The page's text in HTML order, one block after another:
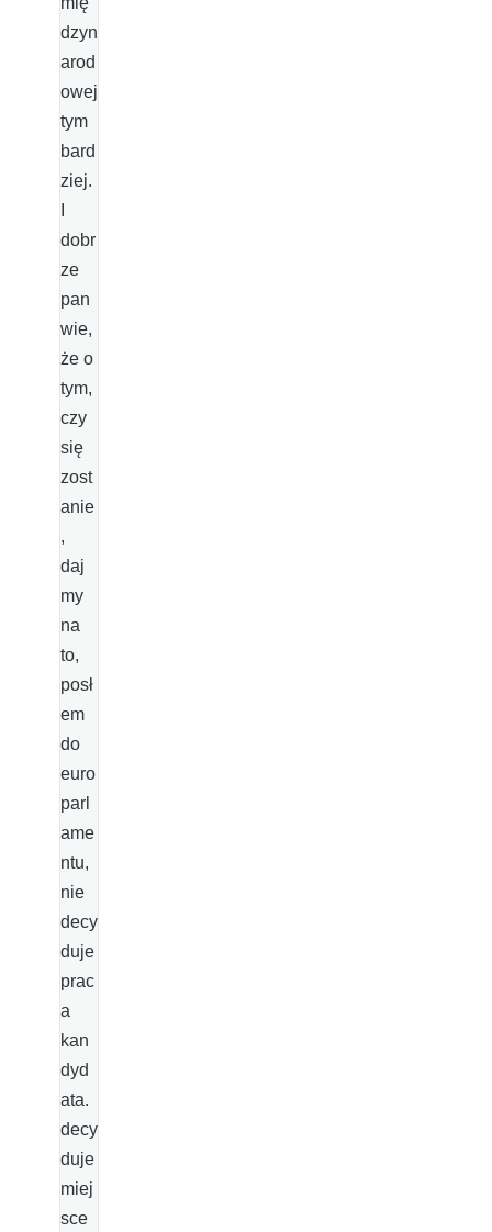
dzyn
arod
owej
tym
bard
ziej.
dobr
ze
pan
wie,
że o
tym,
czy
się
zost
anie
,
daj
my
na
to,
posł
em
do
euro
parl
ame
ntu,
nie
decy
duje
prac
a
kan
dyd
ata.
decy
duje
miej
sce